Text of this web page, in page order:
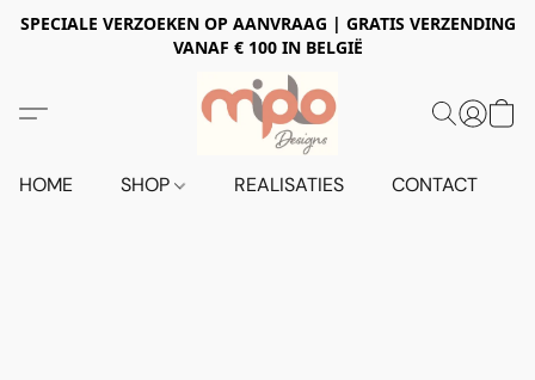
SPECIALE VERZOEKEN OP AANVRAAG | GRATIS VERZENDING
VANAF € 100 IN BELGIË
HOME SHOP REALISATIES CONTACT